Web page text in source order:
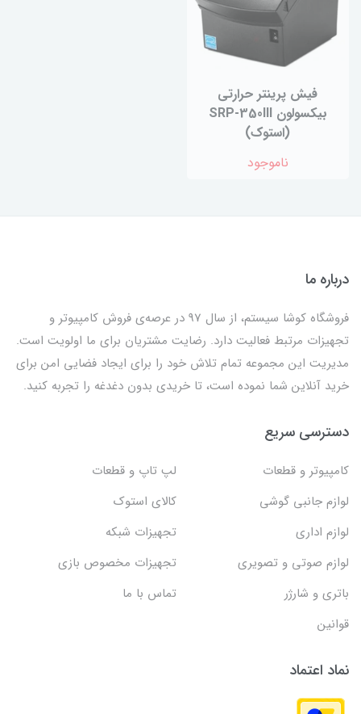
فیش پرینتر حرارتی
بیکسولون SRP-350III
(استوک)
ناموجود
درباره ما
فروشگاه کوشا سیستم، از سال 97 در عرصه‌ی فروش کامپیوتر و
تجهیزات مرتبط فعالیت دارد. رضایت مشتریان برای ما اولویت است.
مدیریت این مجموعه تمام تلاش خود را برای ایجاد فضایی امن برای
خرید آنلاین شما نموده است، تا خریدی بدون دغدغه را تجربه کنید.
دسترسی سریع
کامپیوتر و قطعات
لپ تاپ و قطعات
لوازم جانبی گوشی
کالای استوک
لوازم اداری
تجهیزات شبکه
لوازم صوتی و تصویری
تجهیزات مخصوص بازی
باتری و شارژر
تماس با ما
قوانین
نماد اعتماد